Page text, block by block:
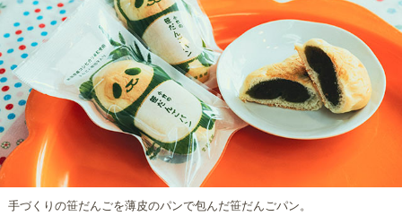
手づくりの笹だんごを薄皮のパンで包んだ笹だんごパン。